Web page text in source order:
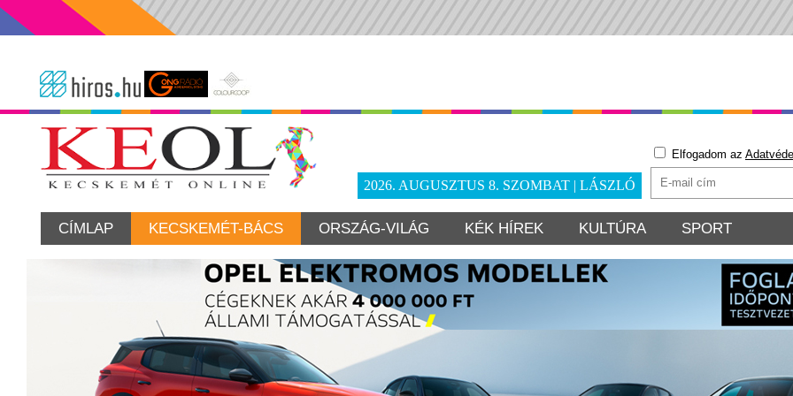
2026. AUGUSZTUS 8. SZOMBAT | LÁSZLÓ
Elfogadom az
CÍMLAP KECSKEMÉT-BÁCS ORSZÁG-VILÁG KÉK HÍREK KULTÚRA SPORT